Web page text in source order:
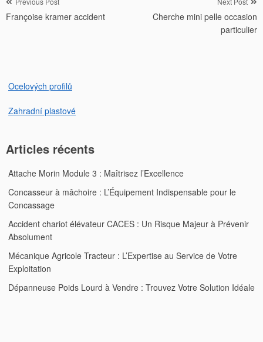
de
Françoise kramer accident
Cherche mini pelle occasion
particulier
Ocelových profilů
Zahradní plastové
Articles récents
Attache Morin Module 3 : Maîtrisez l’Excellence
Concasseur à mâchoire : L’Équipement Indispensable pour le
Concassage
Accident chariot élévateur CACES : Un Risque Majeur à Prévenir
Absolument
Mécanique Agricole Tracteur : L’Expertise au Service de Votre
Exploitation
Dépanneuse Poids Lourd à Vendre : Trouvez Votre Solution Idéale